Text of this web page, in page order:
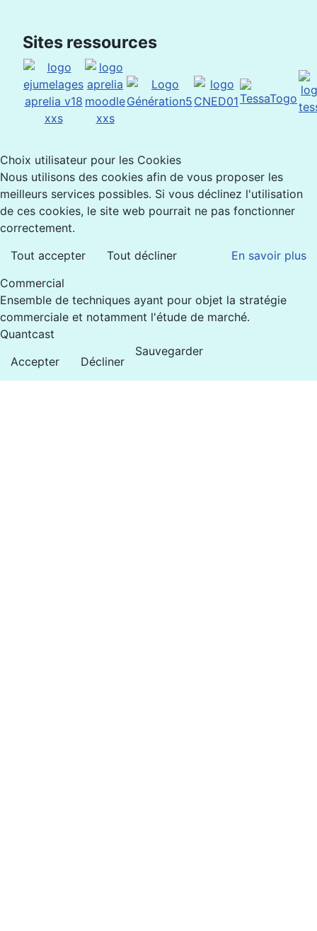
Sites ressources
Choix utilisateur pour les Cookies
Nous utilisons des cookies afin de vous proposer les
meilleurs services possibles. Si vous déclinez l'utilisation
de ces cookies, le site web pourrait ne pas fonctionner
correctement.
Tout accepter
Tout décliner
En savoir plus
Commercial
Ensemble de techniques ayant pour objet la stratégie
commerciale et notamment l'étude de marché.
Quantcast
Accepter
Décliner
Sauvegarder